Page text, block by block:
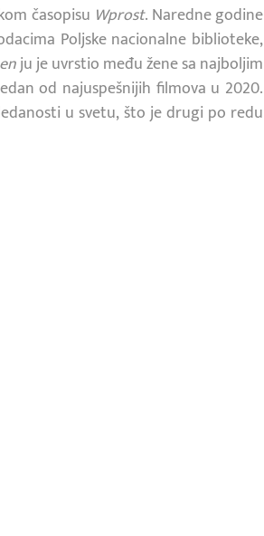
časopisu Wprost. Naredne godine
Poljske nacionalne biblioteke,
ju je uvrstio među žene sa najboljim
od najuspešnijih filmova u 2020.
u svetu, što je drugi po redu